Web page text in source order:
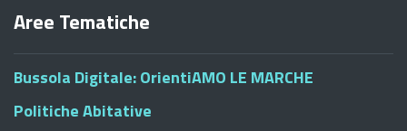
Aree Tematiche
Bussola Digitale: OrientiAMO LE MARCHE
Politiche Abitative